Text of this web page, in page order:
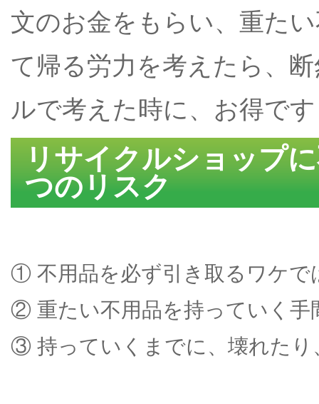
文のお金をもらい、重た
て帰る労力を考えたら、
ルで考えた時に、お得で
リサイクルショップ
つのリスク
① 不用品を必ず引き取るワケで
② 重たい不用品を持っていく手
③ 持っていくまでに、壊れた